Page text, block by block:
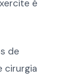
é
de
cirurgia